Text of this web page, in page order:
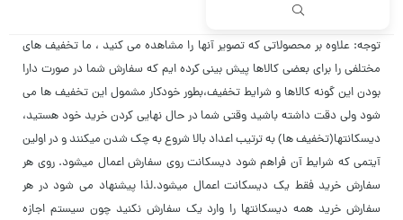
توجه: علاوه بر محصولاتی که تصویر آنها را مشاهده می کنید ، ما تخفیف های
مختلفی را برای بعضی کالاها پیش بینی کرده ایم که سفارش شما در صورت دارا
بودن این گونه کالاها و شرایط تخفیف،بطور خودکار مشمول این تخفیف ها می
شود ولی دقت داشته باشید وقتی شما در حال نهایی کردن خرید خود هستید،
دیسکانتها(تخفیف ها) به ترتیب اعداد بالا شروع به چک شدن میکنند و در اولین
آیتمی که شرایط آن فراهم شود دیسکانت روی سفارش اعمال میشود. روی هر
سفارش خرید فقط یک دیسکانت اعمال میشود.لذا پیشنهاد می شود در هر
سفارش خرید همه دیسکانتها را وارد یک سفارش نکنید چون سیستم اجازه